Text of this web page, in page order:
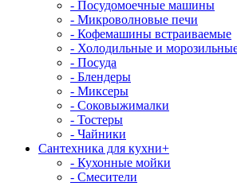
- Посудомоечные машины
- Микроволновые печи
- Кофемашины встраиваемые
- Холодильные и
- Посуда
- Блендеры
- Миксеры
- Соковыжималки
- Тостеры
- Чайники
Сантехника для кухни+
- Кухонные мойки
- Смесители